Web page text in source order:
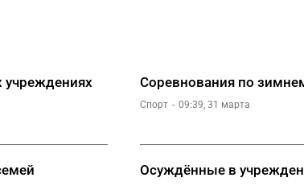
Соревнования по
Спорт 09:39, 31 марта
Осуждённые в